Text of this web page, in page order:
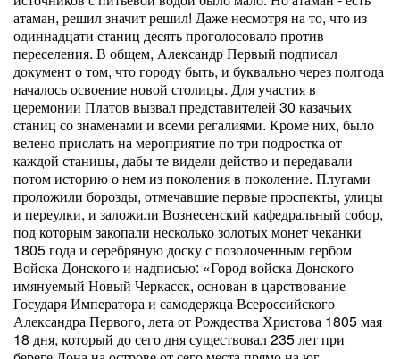
атаман, решил значит решил! Даже несмотря на то, что из
одиннадцати станиц десять проголосовало против
переселения. В общем, Александр Первый подписал
документ о том, что городу быть, и буквально через полгода
началось освоение новой столицы. Для участия в
церемонии Платов вызвал представителей 30 казачьих
станиц со знаменами и всеми регалиями. Кроме них, было
велено прислать на мероприятие по три подростка от
каждой станицы, дабы те видели действо и передавали
потом историю о нем из поколения в поколение. Плугами
проложили борозды, отмечавшие первые проспекты, улицы
и переулки, и заложили Вознесенский кафедральный собор,
под которым закопали несколько золотых монет чеканки
1805 года и серебряную доску с позолоченным гербом
Войска Донского и надписью: «Город войска Донского
имянуемый Новый Черкасск, основан в царствование
Государя Императора и самодержца Всероссийского
Александра Первого, лета от Рождества Христова 1805 мая
18 дня, который до сего дня существовал 235 лет при